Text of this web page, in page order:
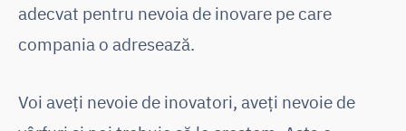
adecvat pentru nevoia de inovare pe care
compania o adresează.
Voi aveți nevoie de inovatori, aveți nevoie de